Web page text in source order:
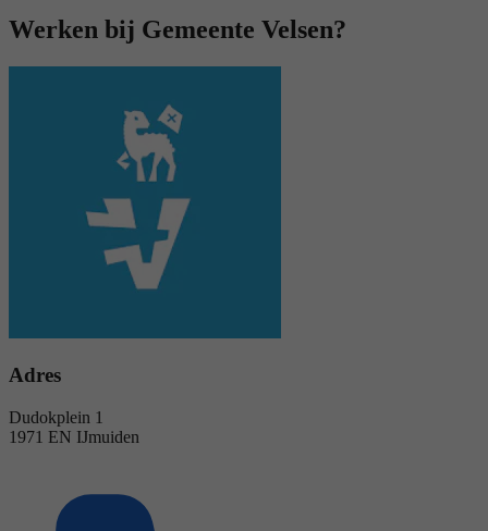
Werken bij Gemeente Velsen?
Adres
Dudokplein 1
1971 EN IJmuiden